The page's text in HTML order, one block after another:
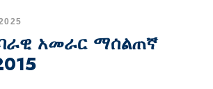
አመራር ማሰልጠኛ